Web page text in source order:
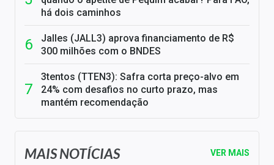
há dois caminhos
Jalles (JALL3) aprova financiamento de R$
300 milhões com o BNDES
3tentos (TTEN3): Safra corta preço-alvo em
24% com desafios no curto prazo, mas
mantém recomendação
MAIS NOTÍCIAS VER MAIS